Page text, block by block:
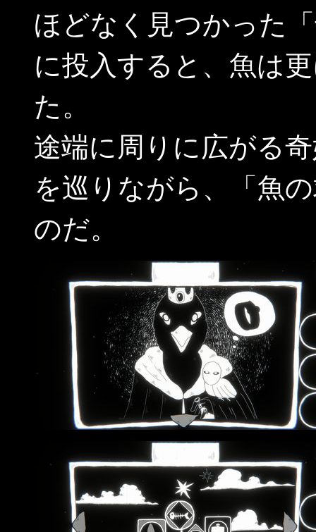
ほどなく見つかった
に投入すると、魚は
た。
途端に周りに広がる
を巡りながら、「魚
のだ。